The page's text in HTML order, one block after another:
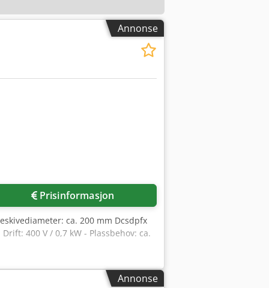
Annonse
Prisinformasjon
ca. 200 mm Dcsdpfx
400 V / 0,7 kW - Plassbehov: ca.
Annonse